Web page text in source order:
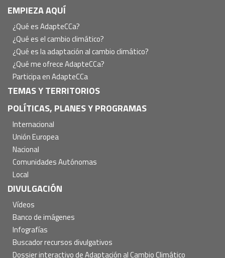
Navegación
principal
EMPIEZA AQUÍ
¿Qué es AdapteCCa?
¿Qué es el cambio climático?
¿Qué es la adaptación al cambio climático?
¿Qué me ofrece AdapteCCa?
Participa en AdapteCCa
TEMAS Y TERRITORIOS
POLÍTICAS, PLANES Y PROGRAMAS
Internacional
Unión Europea
Nacional
Comunidades Autónomas
Local
DIVULGACIÓN
Vídeos
Banco de imágenes
Infografías
Buscador recursos divulgativos
Dossier interactivo de Adaptación al Cambio Climático